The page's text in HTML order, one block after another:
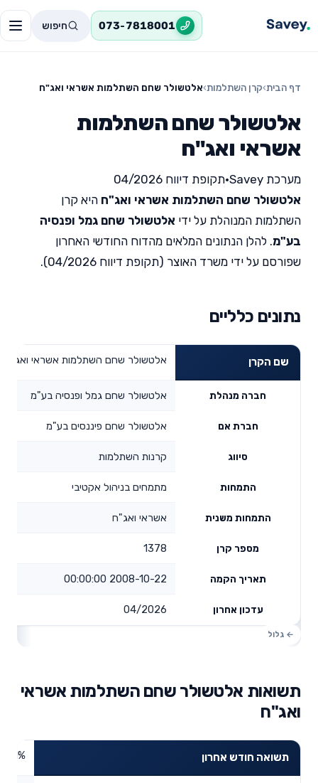
073-7818001 חיפוש
דף הבית›קרן השתלמות›אלטשולר שחם השתלמות אשראי ואג"ח
אלטשולר שחם השתלמות
אשראי ואג"ח
מערכת Savey •תקופת דיווח 04/2026
אלטשולר שחם השתלמות אשראי ואג"ח היא קרן
השתלמות המנוהלת על ידי אלטשולר שחם גמל ופנסיה
בע"מ. להלן הנתונים המלאים מהדוח החודשי האחרון
שפורסם על ידי משרד האוצר (תקופת דיווח 04/2026).
נתונים כלליים
שם הקרן אלטשולר שחם השתלמות אשראי ואג"ח
חברה מנהלת אלטשולר שחם גמל ופנסיה בע"מ
חברת אם אלטשולר שחם פיננסים בע"מ
סיווג קרנות השתלמות
התמחות מתמחים בניהול אקטיבי
התמחות משנית אשראי ואג"ח
מספר קרן 1378
תאריך הקמה 2008-10-22 00:00:00
עדכון אחרון 04/2026
תשואות אלטשולר שחם השתלמות אשראי
ואג"ח
תשואה חודש אחרון 1.1%